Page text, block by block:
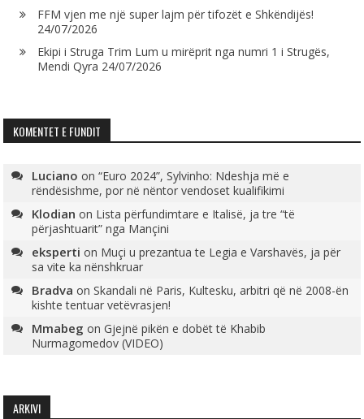
FFM vjen me një super lajm për tifozët e Shkëndijës!
24/07/2026
Ekipi i Struga Trim Lum u mirëprit nga numri 1 i Strugës,
Mendi Qyra 24/07/2026
KOMENTET E FUNDIT
Luciano on“Euro 2024”, Sylvinho: Ndeshja më e
rëndësishme, por në nëntor vendoset kualifikimi
Klodian on Lista përfundimtare e Italisë, ja tre “të
përjashtuarit” nga Mançini
eksperti on Muçi u prezantua te Legia e Varshavës, ja për
sa vite ka nënshkruar
Bradva onSkandali në Paris, Kultesku, arbitri që në 2008-ën
kishte tentuar vetëvrasjen!
Mmabeg onGjejnë pikën e dobët të Khabib
Nurmagomedov (VIDEO)
ARKIVI